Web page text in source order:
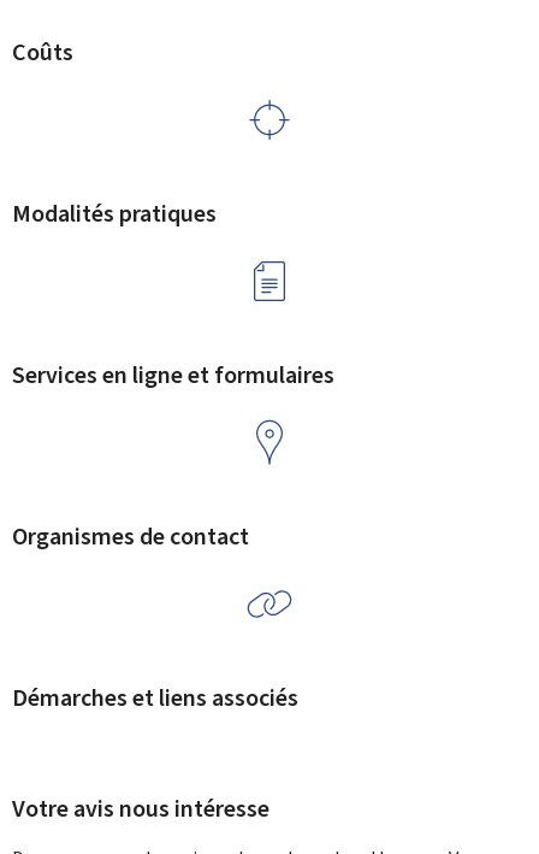
Coûts
Modalités pratiques
Services en ligne et formulaires
Organismes de contact
Démarches et liens associés
Votre avis nous intéresse